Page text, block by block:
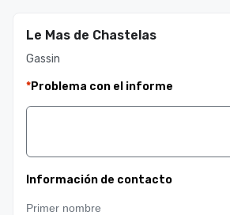
Le Mas de Chastelas
Gassin
*Problema con el informe
Información de contacto
Primer nombre